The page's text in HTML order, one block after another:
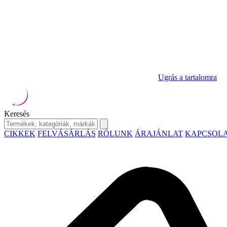
Ugrás a tartalomra
Keresés
CIKKEK FELVÁSÁRLÁS RÓLUNK ÁRAJÁNLAT